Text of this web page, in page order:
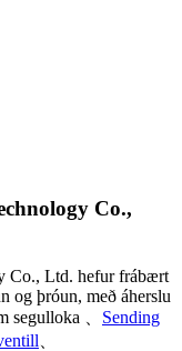
Co.,
Co., Ltd. hefur frábært
og þróun, með áherslu
segulloka 、 Sending